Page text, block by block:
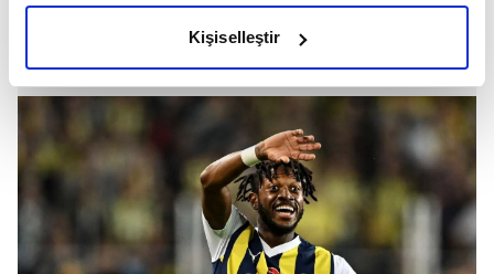
elimizden gelen çabayı gösterdiğimizi ve bu noktada,
kalemimiz olduğunu sizlere hatırlatmak isteriz.
Her halükârda, kullanıcılar, bu çerezlere izin vermedikleri
takdirde, kullanıcılara hedefli reklamlar
gösterilmeyecektir."
Sizlere daha iyi bir hizmet sunabilmek için İnternet
Kişiselleştir